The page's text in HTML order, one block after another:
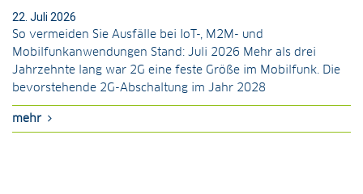
22. Juli 2026
So vermeiden Sie Ausfälle bei IoT-, M2M- und
Mobilfunkanwendungen Stand: Juli 2026 Mehr als drei
Jahrzehnte lang war 2G eine feste Größe im Mobilfunk. Die
bevorstehende 2G-Abschaltung im Jahr 2028
mehr